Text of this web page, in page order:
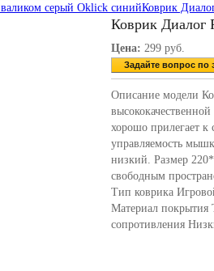
серый Oklick синийКоврик
Коврик Диалог
Цена: 299 руб.
Задайте вопрос по
Описание модели
хорошо прилегает к
управляемость
низкий. Размер
свободным
Тип коврика
Материал покрытия
сопротивления